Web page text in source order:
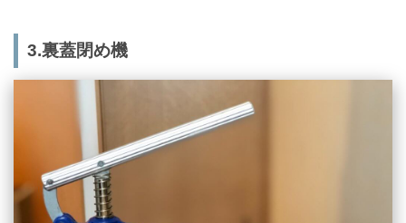
3.裏蓋閉め機